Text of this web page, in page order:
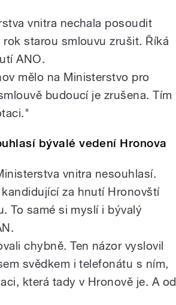
vnitra nechala posoudit
starou smlouvu zrušit. Říká
ANO.
mělo na Ministerstvo pro
budoucí je zrušena. Tím
bývalé vedení Hronova
vnitra nesouhlasí.
za hnutí Hronovští
To samé si myslí i bývalý
chybně. Ten názor vyslovil
svědkem i telefonátu s ním,
která tady v Hronově je. A od